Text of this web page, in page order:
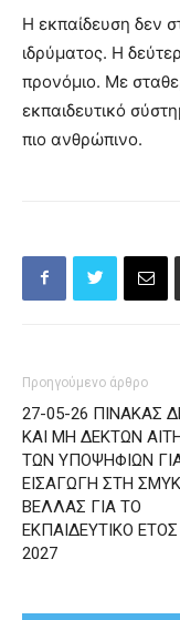
Η εκπαίδευση δεν
ιδρύματος. Η
προνόμιο. Με
εκπαιδευτικό
πιο ανθρώπινο.
Προηγούμενο άρθρο
27-05-26 ΠΙΝΑΚΑΣ
ΚΑΙ ΜΗ ΔΕΚΤΩΝ
ΤΩΝ ΥΠΟΨΗΦΙΩΝ
ΕΙΣΑΓΩΓΗ ΣΤΗ ΣΜΥΚ
ΒΕΛΛΑΣ ΓΙΑ ΤΟ
ΕΚΠΑΙΔΕΥΤΙΚΟ ΕΤΟΣ
2027